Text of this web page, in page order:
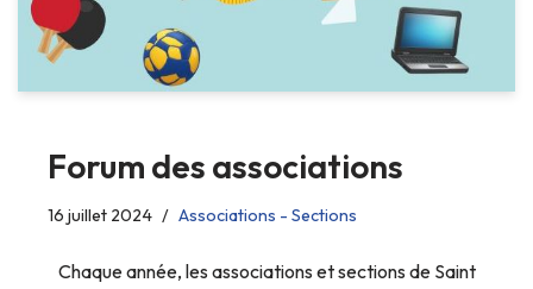
Forum des associations
16 juillet 2024 Associations - Sections
Chaque année, les associations et sections de Saint